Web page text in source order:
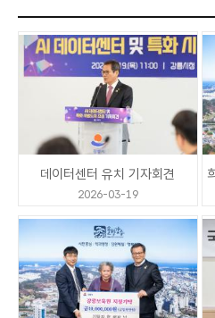
사진
시민정책제안
데이터센터 유치 기자회견
2026-03-19